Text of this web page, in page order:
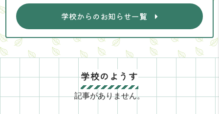
学校からのお知らせ一覧
学校のようす
記事がありません。